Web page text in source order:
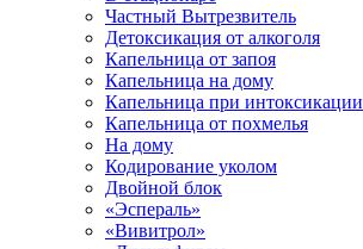
Частный Вытрезвитель
Детоксикация от алкоголя
Капельница от запоя
Капельница на дому
Капельница при интоксикации
Капельница от похмелья
На дому
Кодирование уколом
Двойной блок
«Эспераль»
«Вивитрол»